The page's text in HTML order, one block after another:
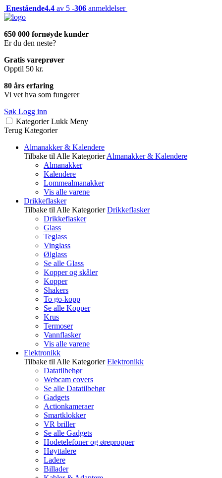
Enestående4.4 av 5 -306 anmeldelser
650 000 fornøyde kunder
Er du den neste?
Gratis vareprøver
Opptil 50 kr.
80 års erfaring
Vi vet hva som fungerer
Søk Logg inn
Kategorier Lukk Meny
Terug Kategorier
Almanakker & Kalendere
Tilbake til Alle Kategorier Almanakker & Kalendere
Almanakker
Kalendere
Lommealmanakker
Vis alle varene
Drikkeflasker
Tilbake til Alle Kategorier Drikkeflasker
Drikkeflasker
Glass
Teglass
Vinglass
Ølglass
Se alle Glass
Kopper og skåler
Kopper
Shakers
To go-kopp
Se alle Kopper
Krus
Termoser
Vannflasker
Vis alle varene
Elektronikk
Tilbake til Alle Kategorier Elektronikk
Datatilbehør
Webcam covers
Se alle Datatilbehør
Gadgets
Actionkameraer
Smartklokker
VR briller
Se alle Gadgets
Hodetelefoner og ørepropper
Høyttalere
Ladere
Billader